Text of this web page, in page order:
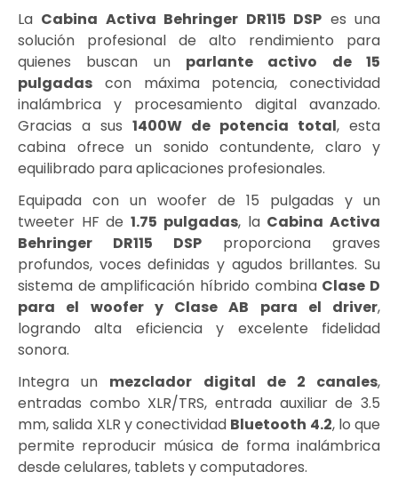
La Cabina Activa Behringer DR115 DSP es una
solución profesional de alto rendimiento para
quienes buscan un parlante activo de 15
pulgadas con máxima potencia, conectividad
inalámbrica y procesamiento digital avanzado.
Gracias a sus 1400W de potencia total, esta
cabina ofrece un sonido contundente, claro y
equilibrado para aplicaciones profesionales.
Equipada con un woofer de 15 pulgadas y un
tweeter HF de1.75 pulgadas, la Cabina Activa
Behringer DR115 DSP proporciona graves
profundos, voces definidas y agudos brillantes. Su
sistema de amplificación híbrido combina Clase D
para el woofer y Clase AB para el driver,
logrando alta eficiencia y excelente fidelidad
sonora.
Integra un mezclador digital de 2 canales,
entradas combo XLR/TRS, entrada auxiliar de 3.5
mm, salida XLR y conectividad Bluetooth 4.2, lo que
permite reproducir música de forma inalámbrica
desde celulares, tablets y computadores.